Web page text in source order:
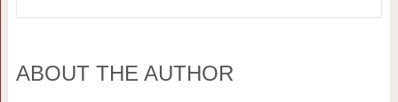
ABOUT THE AUTHOR